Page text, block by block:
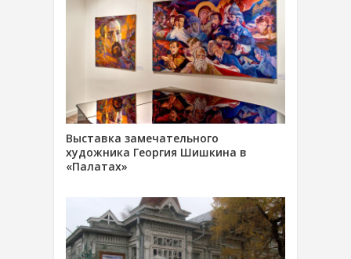
Выставка замечательного
художника Георгия Шишкина в
«Палатах»